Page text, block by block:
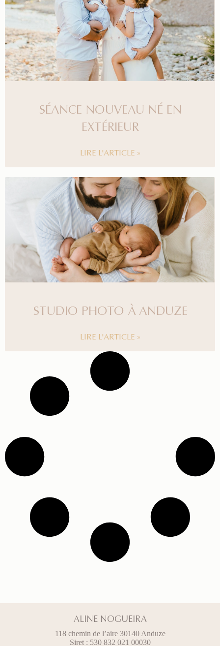
SÉANCE NOUVEAU NÉ EN
EXTÉRIEUR
LIRE L'ARTICLE »
STUDIO PHOTO À ANDUZE
LIRE L'ARTICLE »
ALINE NOGUEIRA
118 chemin de l’aire 30140 Anduze
Siret : 530 832 021 00030